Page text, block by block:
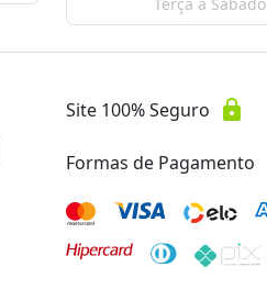
Site 100% Seguro lock
Formas de Pagamento